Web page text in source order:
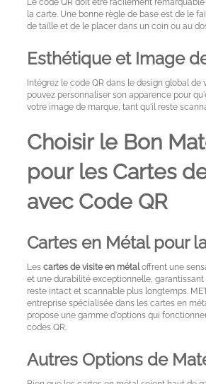
Le code QR doit être facilement
la carte. Une bonne règle de base est de le
de taille et de le placer dans un coin ou au
Esthétique et Image
Intégrez le code QR dans le design global de
pouvez personnaliser son apparence pour
votre image de marque, tant qu'il reste
Choisir le Bon
pour les Cartes
avec Code QR
Cartes en Métal pour
Les cartes de visite en métaloffrent une
et une durabilité exceptionnelle, garantissant
reste intact et scannable plus longtemps.
entreprise spécialisée dans les cartes en
propose une gamme d'options qui
codes QR.
Autres Options de